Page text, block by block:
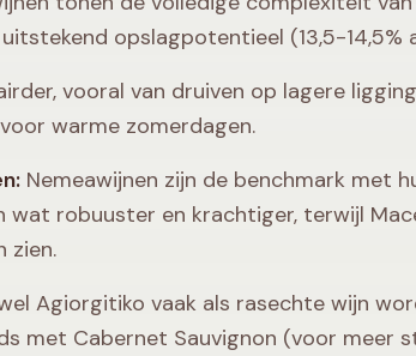
opslagpotentieel (13,5-14,5%
vooral van druiven op lagere
warme zomerdagen.
Nemeawijnen zijn de benchmark met
wat robuuster en krachtiger, terwijl
zien.
Agiorgitiko vaak als rasechte wijn
met Cabernet Sauvignon (voor meer